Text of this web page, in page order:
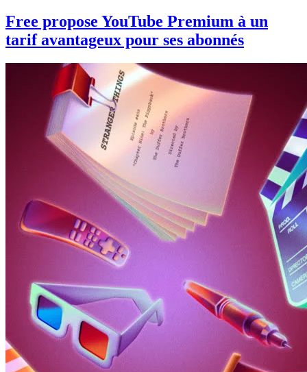
Free propose YouTube Premium à un
tarif avantageux pour ses abonnés